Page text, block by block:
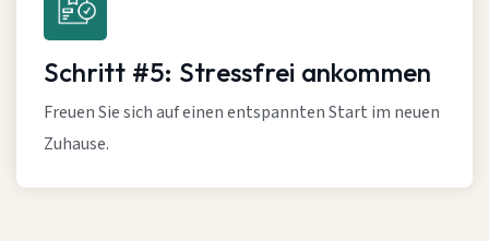
Schritt #5: Stressfrei ankommen
Freuen Sie sich auf einen entspannten Start im neuen
Zuhause.